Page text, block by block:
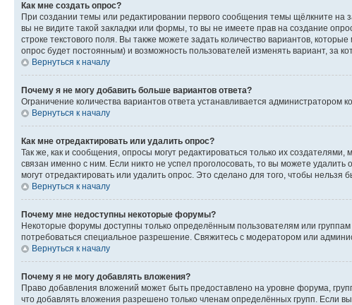
Как мне создать опрос?
При создании темы или редактировании первого сообщения темы щёлкните на
вы не видите такой закладки или формы, то вы не имеете прав на создание
строке текстового поля. Вы также можете задать количество вариантов,
опрос будет постоянным) и возможность пользователей изменять вариант, за
Вернуться к началу
Почему я не могу добавить больше вариантов ответа?
Ограничение количества вариантов ответа устанавливается
Вернуться к началу
Как мне отредактировать или удалить опрос?
Так же, как и сообщения, опросы могут редактироваться только их
связан именно с ним. Если никто не успел проголосовать, то вы можете
могут отредактировать или удалить опрос. Это сделано для того, чтобы нельзя
Вернуться к началу
Почему мне недоступны некоторые форумы?
Некоторые форумы доступны только определённым пользователям или
потребоваться специальное разрешение. Свяжитесь с модератором или
Вернуться к началу
Почему я не могу добавлять вложения?
Право добавления вложений может быть предоставлено на уровне форума,
что добавлять вложения разрешено только членам определённых групп. Если